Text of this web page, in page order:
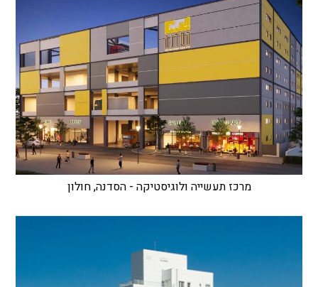
מרכז תעשייה ולוגיסטיקה - הסדנה, חולון